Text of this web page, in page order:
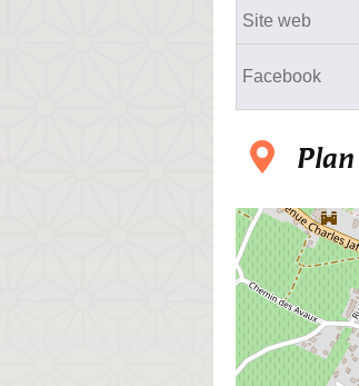
Site web
Facebook
Plan